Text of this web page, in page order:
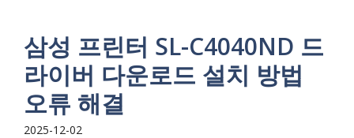
삼성 프린터 SL-C4040ND 드
라이버 다운로드 설치 방법
오류 해결
2025-12-02